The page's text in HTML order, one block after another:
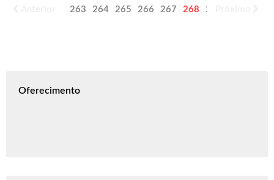
263 264 265 266 267 268 269
Oferecimento